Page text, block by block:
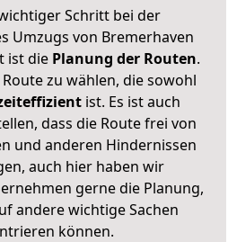
Schritt bei der
Umzugs von Bremerhaven
ist diePlanung der Routen.
zu wählen, die sowohl
ist. Es ist auch
dass die Route frei von
und anderen Hindernissen
auch hier haben wir
gerne die Planung,
andere wichtige Sachen
können.